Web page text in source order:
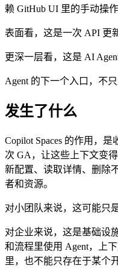
赖 GitHub UI 里的手动操作
表面看，这是一次 API 更
更深一层看，这是 AI
Agent 的下一个入口，不
发生了什么
Copilot Spaces 的作用，
次 GA，让这些上下文变
新配置、读取详情、删除
者和资源。
对小团队来说，这可能只
对企业来说，这是基础设
和流程里使用 Agent，上
里，也不能只存在于某个